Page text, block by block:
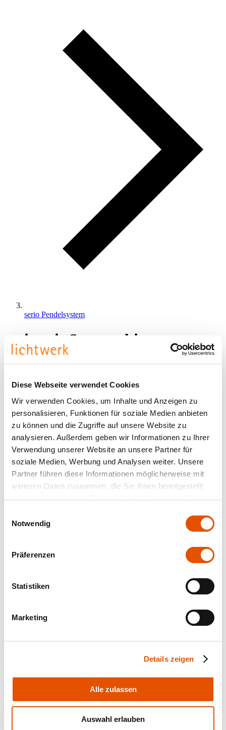
Diese Webseite verwendet Cookies
Wir verwenden Cookies, um Inhalte und Anzeigen zu
personalisieren, Funktionen für soziale Medien anbieten
zu können und die Zugriffe auf unsere Website zu
analysieren. Außerdem geben wir Informationen zu Ihrer
Verwendung unserer Website an unsere Partner für
soziale Medien, Werbung und Analysen weiter. Unsere
Partner führen diese Informationen möglicherweise mit
weiteren Daten zusammen, die Sie ihnen bereitgestellt
haben oder die sie im Rahmen Ihrer Nutzung der Dienste
Notwendig
Präferenzen
Statistiken
Marketing
Details zeigen
Alle zulassen
Auswahl erlauben
serio Pendelsystem
serio mit Stromschiene
Produkte